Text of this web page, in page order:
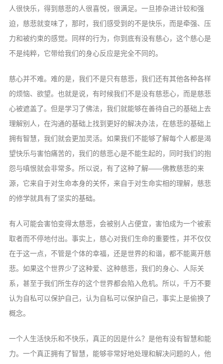
人很快乐，得到慈悲的人很喜悦，很满足。一旦掺杂进计较和强
迫，慈悲就变味了，那时，我们感受到的不是快乐，而是牵强、压
力和被约束的感觉。同样的行为，你到底有没有慈心，这个慈心是
不是纯粹，它带给我们的身心反应是完全不同的。
慈心并不难。难的是，我们不是只有慈悲，我们还有其他各种各样
的烦恼、欲望。也就是说，有时候我们不是没有慈悲心，而是慈悲
心被遮盖了。但是学习了佛法，我们就能够在善待自己的基础上去
理解别人，在沟通的基础上找到更好的解决办法，在慈悲的基础上
拥有智慧，我们就会更加灵活。如果我们不能够了解每个人都是渴
望快乐与害怕痛苦的，我们的慈悲心是不能生起的，同时我们的抱
怨与嗔恨就会非常多。所以说，有了这种了解——佛教慈悲的来
源，它来自于对生命本身的关怀，来自于对生命实相的理解，慈悲
的修学就具有了坚实的基础。
有人可能会害怕变得太慈悲，会被别人占便宜，害怕成为一个被索
取者而不停地付出。事实上，慈心对我们生命的重要性，并不仅仅
在于这一点，不管是个体的幸福，还是世界的和谐，都不能离开慈
悲。如果这个世界少了这种爱、这种慈悲，我们的身心、人际关
系，甚至于我们所生存的这个世界都会陷入危机。所以，千万不要
认为自私可以保护自己，认为自私可以保护自己，事实上是偷换了
概念。
一个人生活快乐和不快乐，真正的因是什么？是他有没有智慧和能
力。一个真正拥有了智慧，能够非常好地处理和解决问题的人，他